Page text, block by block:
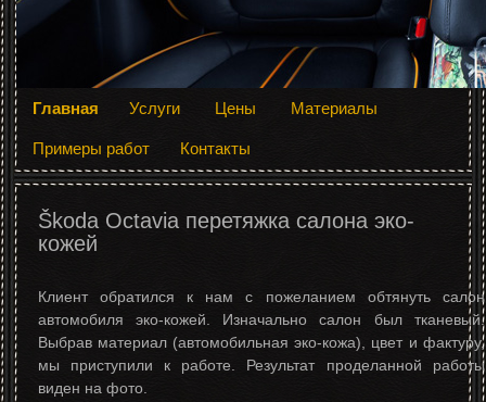
Главная Услуги Цены Материалы
Примеры работ Контакты
Škoda Octavia перетяжка салона эко-
кожей
Клиент обратился к нам с пожеланием обтянуть салон
автомобиля эко-кожей. Изначально салон был тканевый.
Выбрав материал (автомобильная эко-кожа), цвет и фактуру,
мы приступили к работе. Результат проделанной работы
виден на фото.